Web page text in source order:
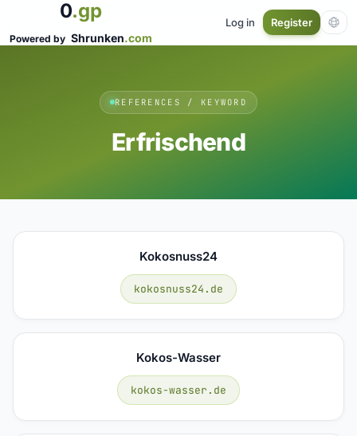
0.gp
Powered by Shrunken.com
Log in Register
REFERENCES / KEYWORD
Erfrischend
Kokosnuss24
kokosnuss24.de
Kokos-Wasser
kokos-wasser.de